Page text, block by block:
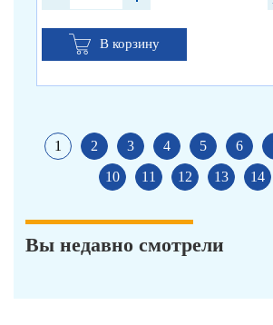
В корзину
1 2 3 4 5 6
10
11 12 13 14
Вы недавно смотрели